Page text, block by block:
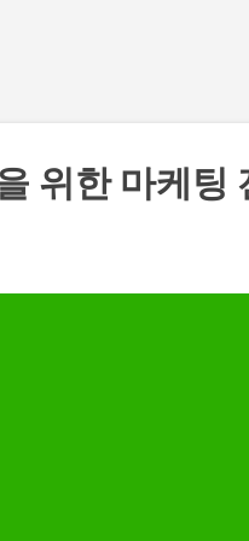
위한 마케팅